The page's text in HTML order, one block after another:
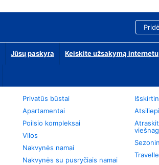
Jūsų paskyra Keiskite užsakymą internetu
Privatūs būstai
Apartamentai
Poilsio kompleksai
Vilos
Nakvynės namai
Nakvynės su pusryčiais namai